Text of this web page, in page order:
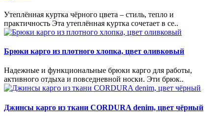
Утеплённая куртка чёрного цвета – стиль, тепло и
практичность Эта утеплённая куртка сочетает в се..
Брюки карго из плотного хлопка, цвет оливковый
Надежные и функциональные брюки карго для работы,
активного отдыха и повседневной носки. Эти брюк..
Джинсы карго из ткани CORDURA denim, цвет чёрный